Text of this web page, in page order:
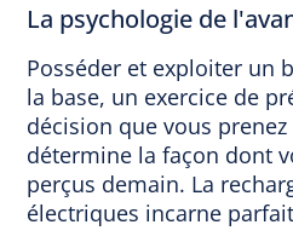
La psychologie de
Posséder et exploiter un
la base, un exercice de
décision que vous
détermine la façon dont
perçus demain. La
électriques incarne